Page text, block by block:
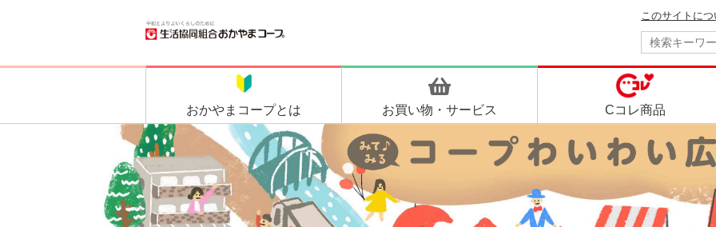
このサイトにつ
おかやま コープとは お買い物・ サービス Cコレ商品